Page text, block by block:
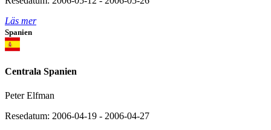
Läs mer
Spanien
Centrala Spanien
Peter Elfman
Resedatum: 2006-04-19 - 2006-04-27